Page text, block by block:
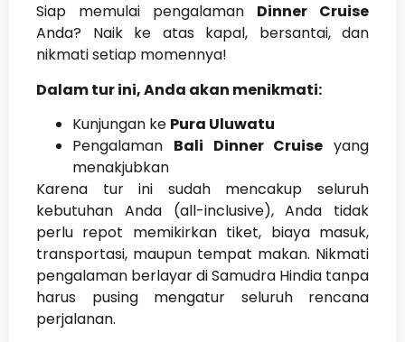
Siap memulai pengalaman Dinner Cruise
Anda? Naik ke atas kapal, bersantai, dan
nikmati setiap momennya!
Dalam tur ini, Anda akan menikmati:
Kunjungan ke Pura Uluwatu
Pengalaman Bali Dinner Cruise yang
menakjubkan
Karena tur ini sudah mencakup seluruh
kebutuhan Anda (all-inclusive), Anda tidak
perlu repot memikirkan tiket, biaya masuk,
transportasi, maupun tempat makan. Nikmati
pengalaman berlayar di Samudra Hindia tanpa
harus pusing mengatur seluruh rencana
perjalanan.